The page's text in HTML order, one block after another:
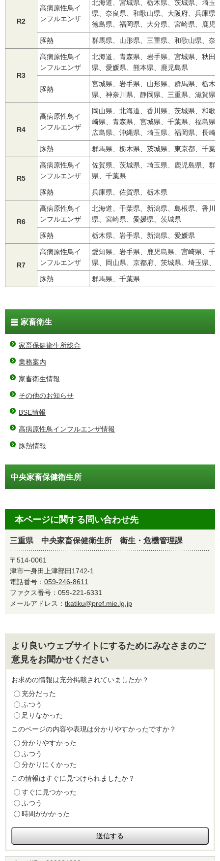
R2
高病原性鳥イ
ンフルエンザ
北海道、宮城県、栃木県、茨城県、埼玉
県、奈良県、和歌山県、大阪府、兵庫県
徳島県、福岡県、大分県、宮崎県、鹿児
豚熱 群馬県、山形県、三重県、和歌山県、奈
R3
高病原性鳥イ
ンフルエンザ
北海道、青森県、岩手県、宮城県、秋田
県、愛媛県、熊本県、鹿児島県
豚熱
宮城県、岩手県、山形県、群馬県、栃木
県、神奈川県、静岡県、三重県、滋賀県
R4
高病原性鳥イ
ンフルエンザ
岡山県、北海道、香川県、茨城県、和
崎県、青森県、宮城県、千葉県、福島県
広島県、沖縄県、埼玉県、福岡県、長崎
豚熱 群馬県、栃木県、茨城県、東京都、千葉
R5
高病原性鳥イ
ンフルエンザ
佐賀県、茨城県、埼玉県、鹿児島県、群
県、千葉県
豚熱 兵庫県、佐賀県、栃木県
R6
高病原性鳥イ
ンフルエンザ
北海道、千葉県、新潟県、島根県、香川
県、宮崎県、愛媛県、茨城県
豚熱 栃木県、岩手県、新潟県、愛媛県
R7
高病原性鳥イ
ンフルエンザ
愛知県、岩手県、鹿児島県、宮崎県、千
県、岡山県、京都府、茨城県、埼玉県、
豚熱 群馬県、千葉県
家畜衛生
家畜保健衛生所総合
業務案内
家畜衛生情報
その他のお知らせ
BSE情報
高病原性鳥インフルエンザ情報
豚熱情報
中央家畜保健衛生所
本ページに関する問い合わせ先
三重県 中央家畜保健衛生所 衛生・危機管理課
〒514-0061
津市一身田上津部田1742-1
電話番号： 059-246-8611
ファクス番号：059-221-6331
メールアドレス： tkatiku@pref.mie.lg.jp
より良いウェブサイトにするためにみなさまのご
意見をお聞かせください
お求めの情報は充分掲載されていましたか？
充分だった
ふつう
足りなかった
このページの内容や表現は分かりやすかったですか？
分かりやすかった
ふつう
分かりにくかった
この情報はすぐに見つけられましたか？
すぐに見つかった
ふつう
時間がかかった